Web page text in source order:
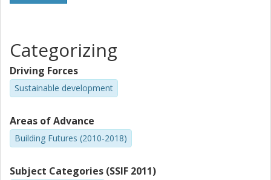
Categorizing
Driving Forces
Sustainable development
Areas of Advance
Building Futures (2010-2018)
Subject Categories (SSIF 2011)